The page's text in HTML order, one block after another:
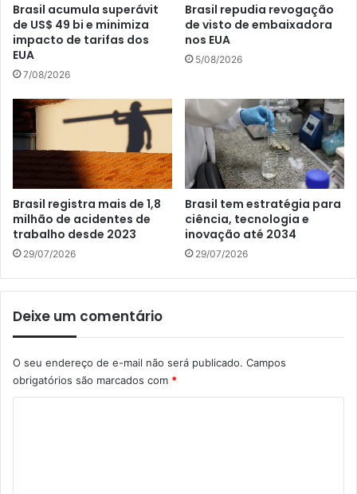
Brasil acumula superávit
de US$ 49 bi e minimiza
impacto de tarifas dos
EUA
7/08/2026
Brasil repudia revogação
de visto de embaixadora
nos EUA
5/08/2026
Brasil registra mais de 1,8
milhão de acidentes de
trabalho desde 2023
29/07/2026
Brasil tem estratégia para
ciência, tecnologia e
inovação até 2034
29/07/2026
Deixe um comentário
O seu endereço de e-mail não será publicado. Campos
obrigatórios são marcados com *